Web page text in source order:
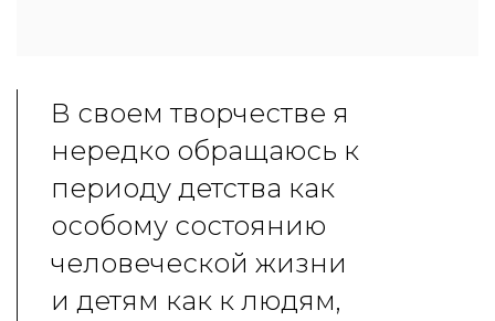
В своем творчестве я
нередко обращаюсь к
периоду детства как
особому состоянию
человеческой жизни
и детям как к людям,